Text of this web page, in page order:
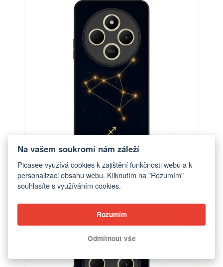
Obal pro Xiaomi Redmi 14C - SAGITTARIUS
Na vašem soukromí nám záleží
Picasee využívá cookies k zajištění funkčnosti webu a k
personalizaci obsahu webu. Kliknutím na "Rozumím"
souhlasíte s využíváním cookies.
Rozumím
Odmítnout vše